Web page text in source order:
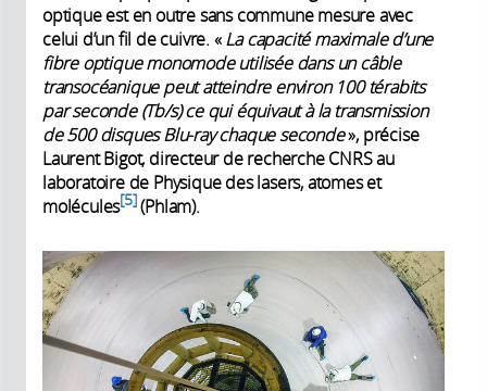
optique est en outre sans commune mesure avec
celui d’un fil de cuivre. «La capacité maximale d’une
fibre optique monomode utilisée dans un câble
transocéanique peut atteindre environ 100 térabits
par seconde (Tb/s) ce qui équivaut à la transmission
de 500 disques Blu-ray chaque seconde», précise
Laurent Bigot, directeur de recherche CNRS au
laboratoire de Physique des lasers, atomes et
molécules 5 (Phlam).